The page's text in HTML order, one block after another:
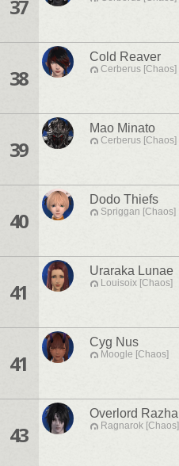
37
38
Cold Reaver
Cerberus [Chaos]
39
Mao Minato
Cerberus [Chaos]
40
Dodo Thiefs
Spriggan [Chaos]
41
Uraraka Lunae
Louisoix [Chaos]
41
Cyg Nus
Moogle [Chaos]
43
Overlord Razha
Ragnarok [Chaos]